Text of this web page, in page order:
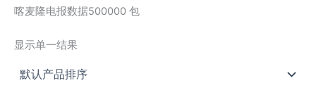
喀麦隆电报数据500000 包
显示单一结果